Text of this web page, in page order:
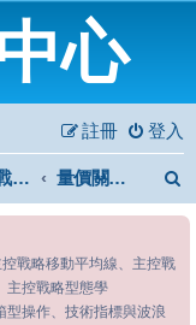
心
登入
註冊
主控戰略筆記系列 量價關係操作要訣
戰略移動平均線、主控戰
主控戰略型態學
型操作、技術指標與波浪